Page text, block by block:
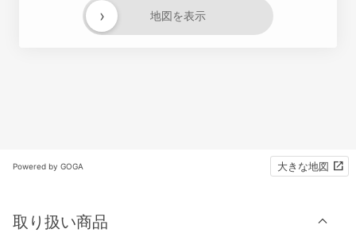
地図を表示
›
Powered by GOGA 大きな地図
取り扱い商品